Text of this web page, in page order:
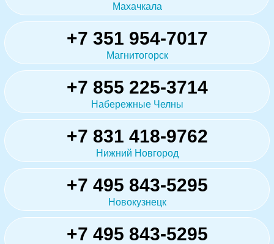
Махачкала
+7 351 954-7017
Магнитогорск
+7 855 225-3714
Набережные Челны
+7 831 418-9762
Нижний Новгород
+7 495 843-5295
Новокузнецк
+7 495 843-5295